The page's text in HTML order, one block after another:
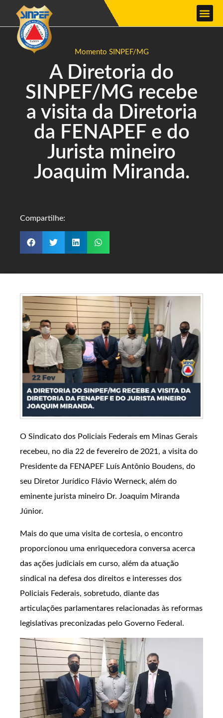
Momento SINPEF/MG
A Diretoria do
SINPEF/MG recebe
a visita da Diretoria
da FENAPEF e do
Jurista mineiro
Joaquim Miranda.
Compartilhe:
O Sindicato dos Policiais Federais em Minas Gerais
recebeu, no dia 22 de fevereiro de 2021, a visita do
Presidente da FENAPEF Luís Antônio Boudens, do
seu Diretor Jurídico Flávio Werneck, além do
eminente jurista mineiro Dr. Joaquim Miranda
Júnior.
Mais do que uma visita de cortesia, o encontro
proporcionou uma enriquecedora conversa acerca
das ações judiciais em curso, além da atuação
sindical na defesa dos direitos e interesses dos
Policiais Federais, sobretudo, diante das
articulações parlamentares relacionadas às reformas
legislativas preconizadas pelo Governo Federal.